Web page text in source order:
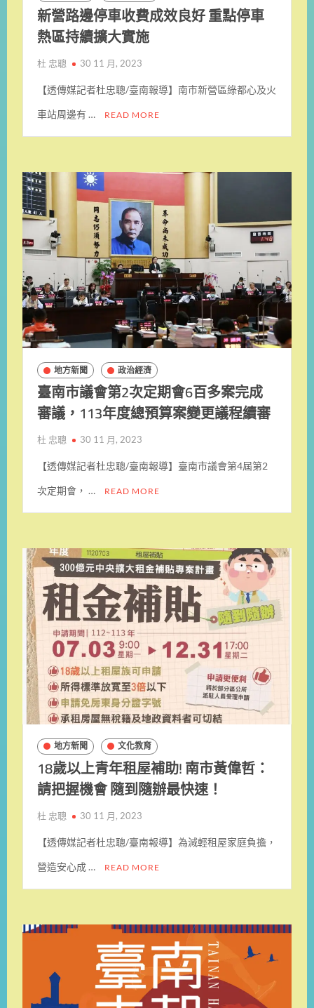
新營路邊停車收費成效良好 重點停車
熱區持續擴大實施
杜 忠聰 30 11 月, 2023
【透傳媒記者杜忠聰/臺南報導】南市新營區綠都心及火
車站周邊有 … READ MORE
地方新聞 政治經濟
臺南市議會第2次定期會6百多案完成
審議，113年度總預算案變更議程續審
杜 忠聰 30 11 月, 2023
【透傳媒記者杜忠聰/臺南報導】臺南市議會第4屆第2
次定期會， … READ MORE
地方新聞 文化教育
18歲以上青年租屋補助! 南市黃偉哲：
請把握機會 隨到隨辦最快速！
杜 忠聰 30 11 月, 2023
【透傳媒記者杜忠聰/臺南報導】為減輕租屋家庭負擔，
營造安心成 … READ MORE